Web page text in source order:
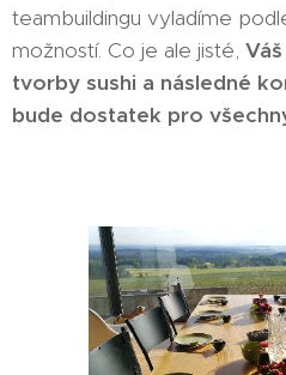
teambuildingu vyladíme
možností. Co je ale jisté,
tvorby sushi a následné
bude dostatek pro